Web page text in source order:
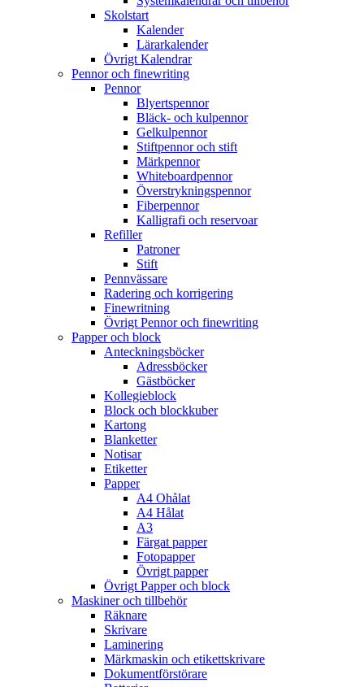
Skolstart
Kalender
Lärarkalender
Övrigt Kalendrar
Pennor och finewriting
Pennor
Blyertspennor
Bläck- och kulpennor
Gelkulpennor
Stiftpennor och stift
Märkpennor
Whiteboardpennor
Överstrykningspennor
Fiberpennor
Kalligrafi och reservoar
Refiller
Patroner
Stift
Pennvässare
Radering och korrigering
Finewritning
Övrigt Pennor och finewriting
Papper och block
Anteckningsböcker
Adressböcker
Gästböcker
Kollegieblock
Block och blockkuber
Kartong
Blanketter
Notisar
Etiketter
Papper
A4 Ohålat
A4 Hålat
A3
Färgat papper
Fotopapper
Övrigt papper
Övrigt Papper och block
Maskiner och tillbehör
Räknare
Skrivare
Laminering
Märkmaskin och etikettskrivare
Dokumentförstörare